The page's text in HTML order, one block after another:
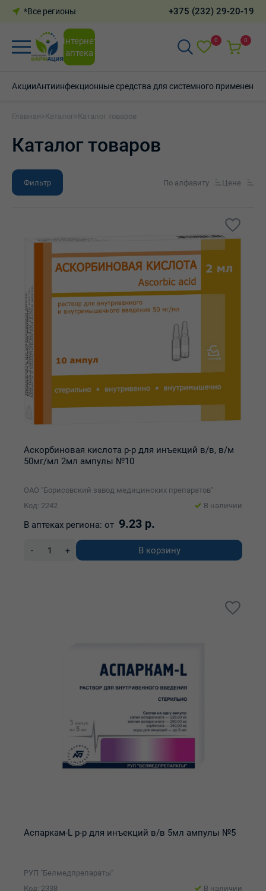
*Все регионы +375 (232) 29-20-19
Интернет-
аптека
0 0
АкцииАнтиинфекционные средства для системного применения
Главная >Каталог>Каталог товаров
Каталог товаров
Фильтр По алфавиту Цене
Аскорбиновая кислота р-р для инъекций в/в, в/м
50мг/мл 2мл ампулы №10
ОАО "Борисовский завод медицинских препаратов"
Код: 2242
В наличии
В аптеках региона: от 9.23 р.
- + В корзину
Аспаркам-L р-р для инъекций в/в 5мл ампулы №5
РУП "Белмедпрепараты"
Код: 2338
В наличии